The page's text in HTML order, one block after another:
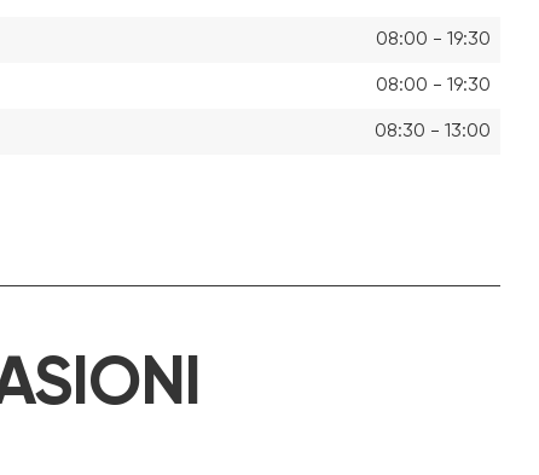
08:00 - 19:30
08:00 - 19:30
08:30 - 13:00